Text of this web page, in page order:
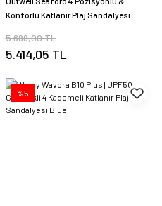
Konforlu Katlanır Plaj Sandalyesi
5.699,00 TL
5.414,05 TL
%5